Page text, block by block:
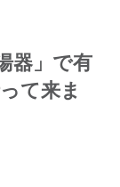
器」で有
て来ま